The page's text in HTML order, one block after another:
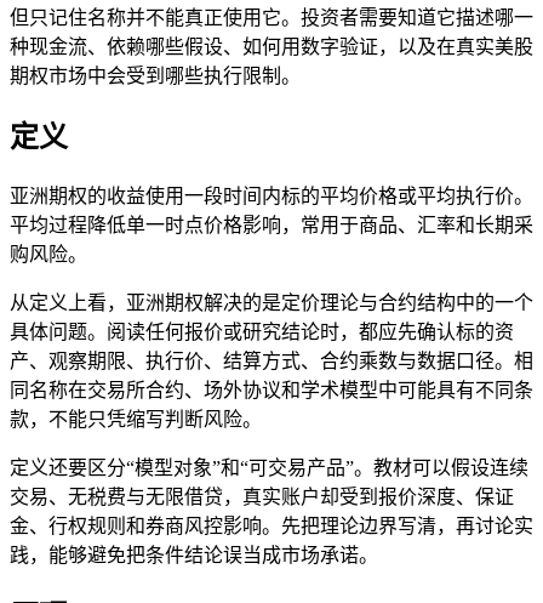
但只记住名称并不能真正使用它。投资者需要知道它描述哪一
种现金流、依赖哪些假设、如何用数字验证，以及在真实美股
期权市场中会受到哪些执行限制。
定义
亚洲期权的收益使用一段时间内标的平均价格或平均执行价。
平均过程降低单一时点价格影响，常用于商品、汇率和长期采
购风险。
从定义上看，亚洲期权解决的是定价理论与合约结构中的一个
具体问题。阅读任何报价或研究结论时，都应先确认标的资
产、观察期限、执行价、结算方式、合约乘数与数据口径。相
同名称在交易所合约、场外协议和学术模型中可能具有不同条
款，不能只凭缩写判断风险。
定义还要区分“模型对象”和“可交易产品”。教材可以假设连续
交易、无税费与无限借贷，真实账户却受到报价深度、保证
金、行权规则和券商风控影响。先把理论边界写清，再讨论实
践，能够避免把条件结论误当成市场承诺。